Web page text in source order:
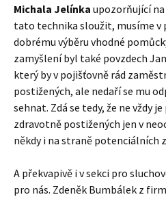
Michala Jelínka upozorňující
tato technika sloužit, musíme v
dobrému výběru vhodné
zamyšlení byl také povzdech
který by v pojišťovně rád
postižených, ale nedaří se mu
sehnat. Zdá se tedy, že ne vždy
zdravotně postižených jen v
někdy i na straně potenciálních
A překvapivě i v sekci pro
pro nás. Zdeněk Bumbálek z